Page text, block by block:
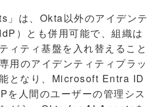
は、Okta以外のアイデンテ
）とも併用可能で、組織は
ィティ基盤を入れ替えること
用のアイデンティティプラッ
となり、Microsoft Entra ID
人間のユーザーの管理シス